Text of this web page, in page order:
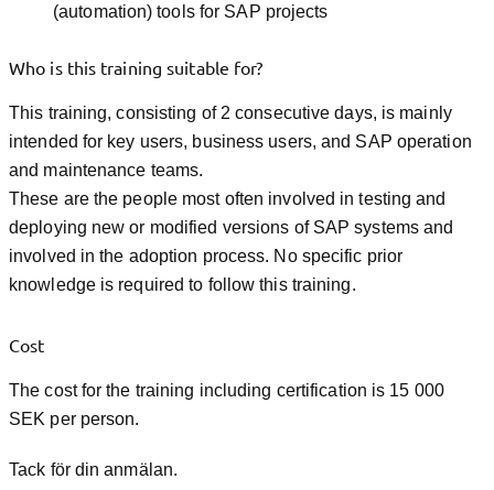
(automation) tools for SAP projects
Who is this training suitable for?
This training, consisting of 2 consecutive days, is mainly
intended for key users, business users, and SAP operation
and maintenance teams.
These are the people most often involved in testing and
deploying new or modified versions of SAP systems and
involved in the adoption process. No specific prior
knowledge is required to follow this training.
Cost
The cost for the training including certification is 15 000
SEK per person.
Tack för din anmälan.